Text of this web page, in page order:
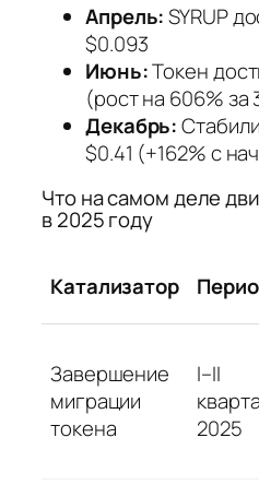
Апрель:SYRUP
$0.093
Июнь:Токен
(рост на 606% за
Декабрь:
$0.41 (+162% с
Что на самом деле
в 2025 году
Катализатор
Завершение
миграции
токена
I–II
2025